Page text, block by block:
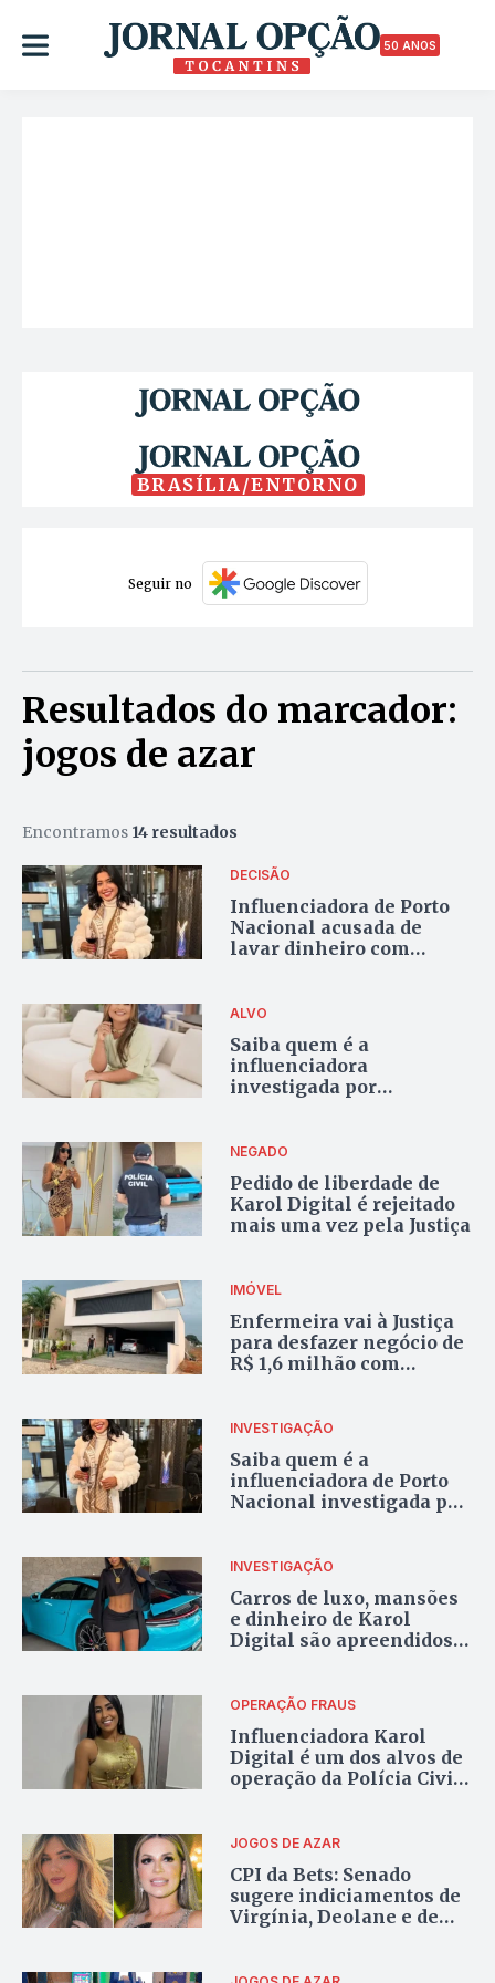
50 ANOS
BRASÍLIA/ENTORNO
Seguir no
Resultados do marcador:
jogos de azar
Encontramos 14 resultados
DECISÃO
Influenciadora de Porto
Nacional acusada de
lavar dinheiro com
ALVO
Saiba quem é a
influenciadora
investigada por
dinheiro no Tocantins
NEGADO
Pedido de liberdade de
Karol Digital é rejeitado
mais uma vez pela Justiça
IMÓVEL
Enfermeira vai à Justiça
para desfazer negócio de
R$ 1,6 milhão com
lavagem de dinheiro
INVESTIGAÇÃO
Saiba quem é a
influenciadora de Porto
Nacional investigada por
INVESTIGAÇÃO
Carros de luxo, mansões
e dinheiro de Karol
Digital são apreendidos
OPERAÇÃO FRAUS
Influenciadora Karol
Digital é um dos alvos de
operação da Polícia Civil
JOGOS DE AZAR
CPI da Bets: Senado
sugere indiciamentos de
Virgínia, Deolane e de